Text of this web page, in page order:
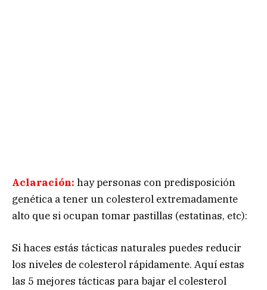
Aclaración: hay personas con predisposición
genética a tener un colesterol extremadamente
alto que si ocupan tomar pastillas (estatinas, etc):
Si haces estás tácticas naturales puedes reducir
los niveles de colesterol rápidamente. Aquí estas
las 5 mejores tácticas para bajar el colesterol